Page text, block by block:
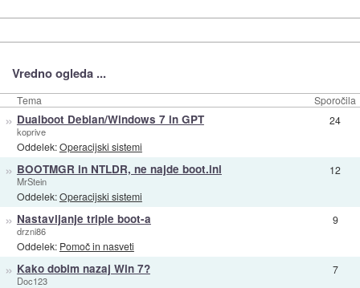
Vredno ogleda ...
Tema Sporočila
» Dualboot Debian/Windows 7 in GPT
koprive
Oddelek:Operacijski sistemi
24
» BOOTMGR in NTLDR, ne najde boot.ini
MrStein
Oddelek:Operacijski sistemi
12
» Nastavljanje triple boot-a
drzni86
Oddelek: Pomoč in nasveti
9
» Kako dobim nazaj Win 7?
Doc123
7